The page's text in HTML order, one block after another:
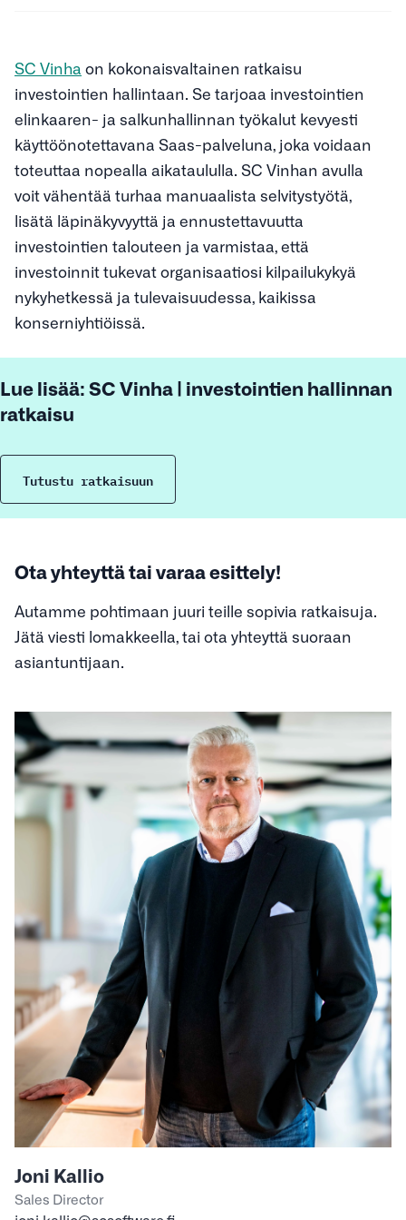
SC Vinha on kokonaisvaltainen ratkaisu
investointien hallintaan. Se tarjoaa investointien
elinkaaren- ja salkunhallinnan työkalut kevyesti
käyttöönotettavana Saas-palveluna, joka voidaan
toteuttaa nopealla aikataululla. SC Vinhan avulla
voit vähentää turhaa manuaalista selvitystyötä,
lisätä läpinäkyvyyttä ja ennustettavuutta
investointien talouteen ja varmistaa, että
investoinnit tukevat organisaatiosi kilpailukykyä
nykyhetkessä ja tulevaisuudessa, kaikissa
konserniyhtiöissä.
Lue lisää: SC Vinha | investointien hallinnan
ratkaisu
Tutustu ratkaisuun
Ota yhteyttä tai varaa esittely!
Autamme pohtimaan juuri teille sopivia ratkaisuja.
Jätä viesti lomakkeella, tai ota yhteyttä suoraan
asiantuntijaan.
Joni Kallio
Sales Director